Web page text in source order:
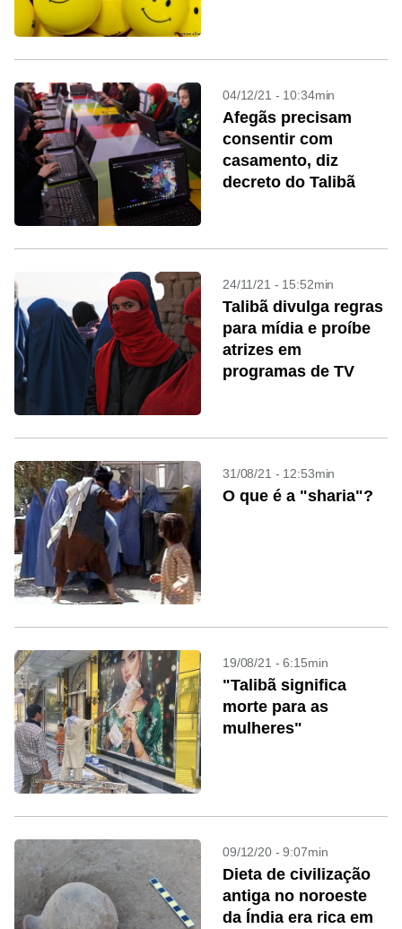
04/12/21 - 10:34min
Afegãs precisam
consentir com
casamento, diz
decreto do Talibã
24/11/21 - 15:52min
Talibã divulga regras
para mídia e proíbe
atrizes em
programas de TV
31/08/21 - 12:53min
O que é a "sharia"?
19/08/21 - 6:15min
"Talibã significa
morte para as
mulheres"
09/12/20 - 9:07min
Dieta de civilização
antiga no noroeste
da Índia era rica em